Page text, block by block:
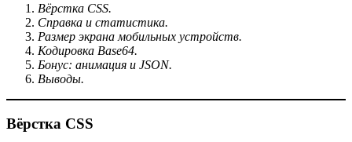
Вёрстка CSS.
Справка и статистика.
Размер экрана мобильных устройств.
Кодировка Base64.
Бонус: анимация и JSON.
Выводы.
Вёрстка CSS